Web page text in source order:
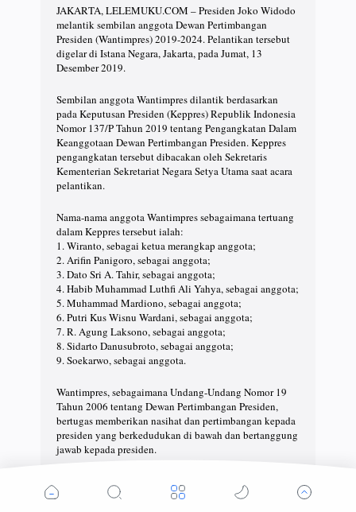
JAKARTA, LELEMUKU.COM – Presiden Joko Widodo
melantik sembilan anggota Dewan Pertimbangan
Presiden (Wantimpres) 2019-2024. Pelantikan tersebut
digelar di Istana Negara, Jakarta, pada Jumat, 13
Desember 2019.
Sembilan anggota Wantimpres dilantik berdasarkan
pada Keputusan Presiden (Keppres) Republik Indonesia
Nomor 137/P Tahun 2019 tentang Pengangkatan Dalam
Keanggotaan Dewan Pertimbangan Presiden. Keppres
pengangkatan tersebut dibacakan oleh Sekretaris
Kementerian Sekretariat Negara Setya Utama saat acara
pelantikan.
Nama-nama anggota Wantimpres sebagaimana tertuang
dalam Keppres tersebut ialah:
1. Wiranto, sebagai ketua merangkap anggota;
2. Arifin Panigoro, sebagai anggota;
3. Dato Sri A. Tahir, sebagai anggota;
4. Habib Muhammad Luthfi Ali Yahya, sebagai anggota;
5. Muhammad Mardiono, sebagai anggota;
6. Putri Kus Wisnu Wardani, sebagai anggota;
7. R. Agung Laksono, sebagai anggota;
8. Sidarto Danusubroto, sebagai anggota;
9. Soekarwo, sebagai anggota.
Wantimpres, sebagaimana Undang-Undang Nomor 19
Tahun 2006 tentang Dewan Pertimbangan Presiden,
bertugas memberikan nasihat dan pertimbangan kepada
presiden yang berkedudukan di bawah dan bertanggung
jawab kepada presiden.
ucapan selamat oleh Presiden Joko Widodo untuk